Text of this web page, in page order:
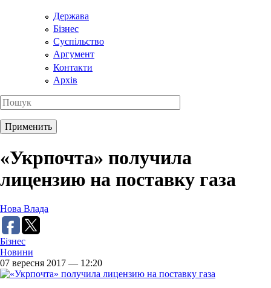
Держава
Бізнес
Суспільство
Аргумент
Контакти
Архів
«Укрпочта» получила
лицензию на поставку газа
Нова Влада
Бізнес
Новини
07 вересня 2017 — 12:20